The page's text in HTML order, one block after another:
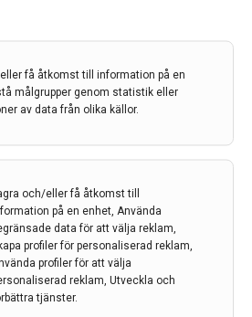
få åtkomst till information på en
målgrupper genom statistik eller
av data från olika källor.
och/eller få åtkomst till
på en enhet, Använda
data för att välja reklam,
profiler för personaliserad reklam,
profiler för att välja
reklam, Utveckla och
tjänster.